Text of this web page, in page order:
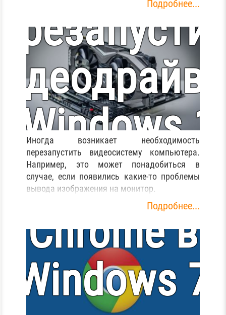
проблемы!
Подробнее...
Windows
/ 10
Иногда возникает необходимость
перезапустить видеосистему компьютера.
Например, это может понадобиться в
случае, если появились какие-то проблемы
вывода изображения на монитор.
Подробнее...
Chrome в
Windows 7